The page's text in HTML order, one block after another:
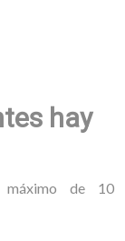
hay
de 10